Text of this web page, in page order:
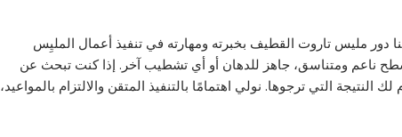
دور مليس تاروت القطيف بخبرته ومهارته في تنفيذ أعمال المليِس
ناعم ومتناسق، جاهز للدهان أو أي تشطيب آخر. إذا كنت تبحث عن
التي ترجوها. نولي اهتمامًا بالتنفيذ المتقن والالتزام بالمواعيد،